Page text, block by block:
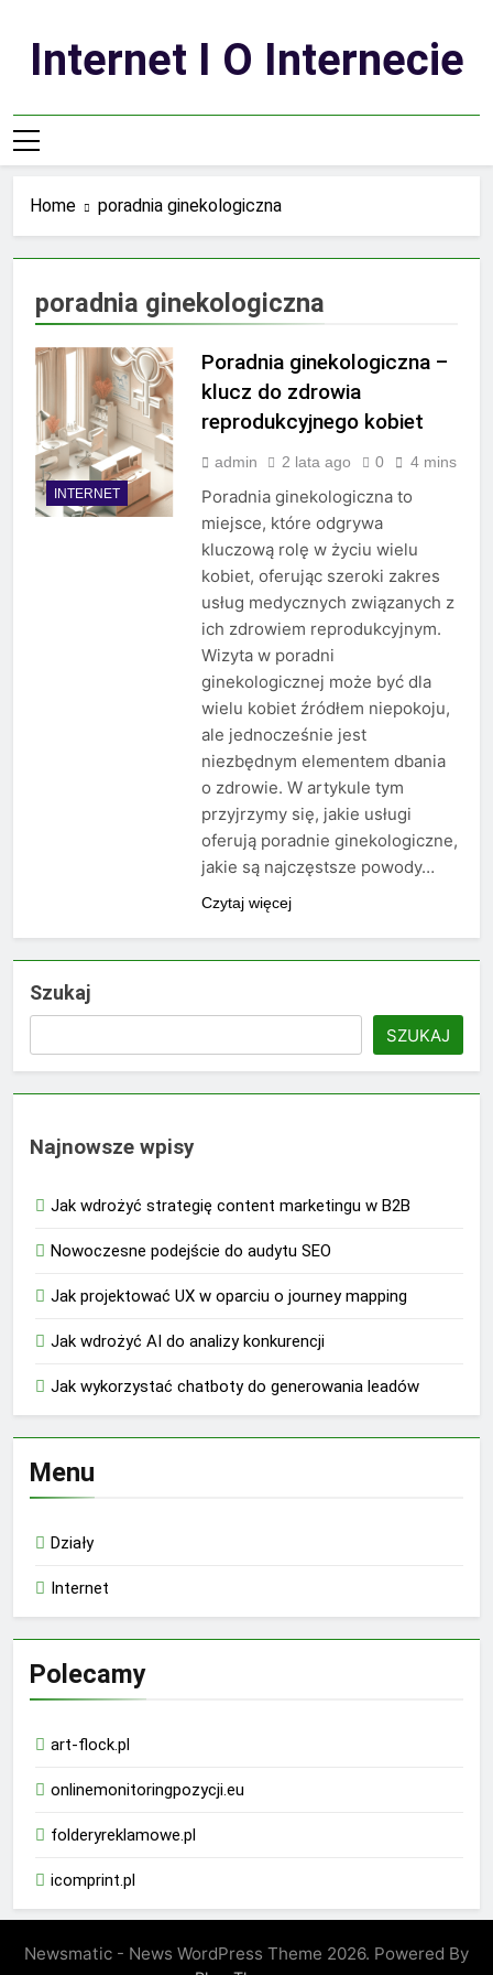
contentInternet I O Internecie
Home poradnia ginekologiczna
poradnia ginekologiczna
INTERNET
Poradnia ginekologiczna –
klucz do zdrowia
reprodukcyjnego kobiet
admin 2 lata ago 0 4 mins
Poradnia ginekologiczna to
miejsce, które odgrywa
kluczową rolę w życiu wielu
kobiet, oferując szeroki zakres
usług medycznych związanych z
ich zdrowiem reprodukcyjnym.
Wizyta w poradni
ginekologicznej może być dla
wielu kobiet źródłem niepokoju,
ale jednocześnie jest
niezbędnym elementem dbania
o zdrowie. W artykule tym
przyjrzymy się, jakie usługi
oferują poradnie ginekologiczne,
jakie są najczęstsze powody…
Czytaj więcej
Szukaj
SZUKAJ
Najnowsze wpisy
Jak wdrożyć strategię content marketingu w B2B
Nowoczesne podejście do audytu SEO
Jak projektować UX w oparciu o journey mapping
Jak wdrożyć AI do analizy konkurencji
Jak wykorzystać chatboty do generowania leadów
Menu
Działy
Internet
Polecamy
art-flock.pl
onlinemonitoringpozycji.eu
folderyreklamowe.pl
icomprint.pl
Newsmatic - News WordPress Theme 2026. Powered By